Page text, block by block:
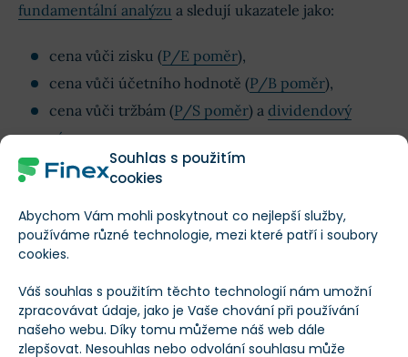
Souhlas s použitím
cookies
Abychom Vám mohli poskytnout co nejlepší služby,
používáme různé technologie, mezi které patří i soubory
cookies.
Váš souhlas s použitím těchto technologií nám umožní
zpracovávat údaje, jako je Vaše chování při používání
našeho webu. Díky tomu můžeme náš web dále
zlepšovat. Nesouhlas nebo odvolání souhlasu může
fundamentální analýzu a sledují ukazatele jako:
cena vůči zisku (P/E poměr),
cena vůči účetního hodnotě (P/B poměr),
cena vůči tržbám (P/S poměr) a dividendový
výnos.
Dále hodnotí finanční zdraví společností, jejich
konkurenční pozici, růstový potenciál a schopnost
generovat trvalý cash flow.
Kompletní průvodce hodnotovým
investováním: Jak poznáte
podhodnocenou akcii?